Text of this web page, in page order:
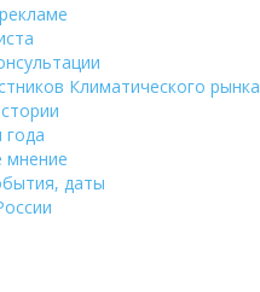
Климатического рынка
года
мнение
даты